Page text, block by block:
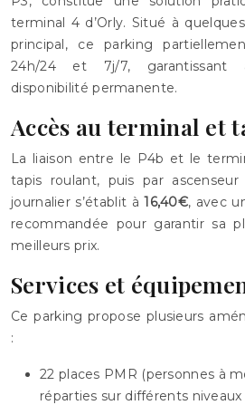
terminal 4 d’Orly. Situé à
principal, ce parking
24h/24 et 7j/7, garantissant
disponibilité permanente.
Accès au terminal et
La liaison entre le P4b et le
tapis roulant, puis par
journalier s’établit à16,40€, avec
recommandée pour garantir sa
meilleurs prix.
Services et
Ce parking propose plusieurs
:
22 places PMR (personnes à
réparties sur différents niveaux